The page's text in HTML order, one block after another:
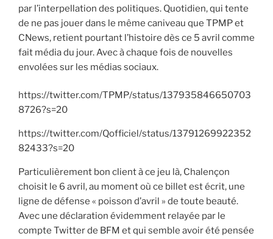
par l’interpellation des politiques. Quotidien, qui tente
de ne pas jouer dans le même caniveau que TPMP et
CNews, retient pourtant l’histoire dès ce 5 avril comme
fait média du jour. Avec à chaque fois de nouvelles
envolées sur les médias sociaux.
https://twitter.com/TPMP/status/137935846650703
8726?s=20
https://twitter.com/Qofficiel/status/13791269922352
82433?s=20
Particulièrement bon client à ce jeu là, Chalençon
choisit le 6 avril, au moment où ce billet est écrit, une
ligne de défense « poisson d’avril » de toute beauté.
Avec une déclaration évidemment relayée par le
compte Twitter de BFM et qui semble avoir été pensée